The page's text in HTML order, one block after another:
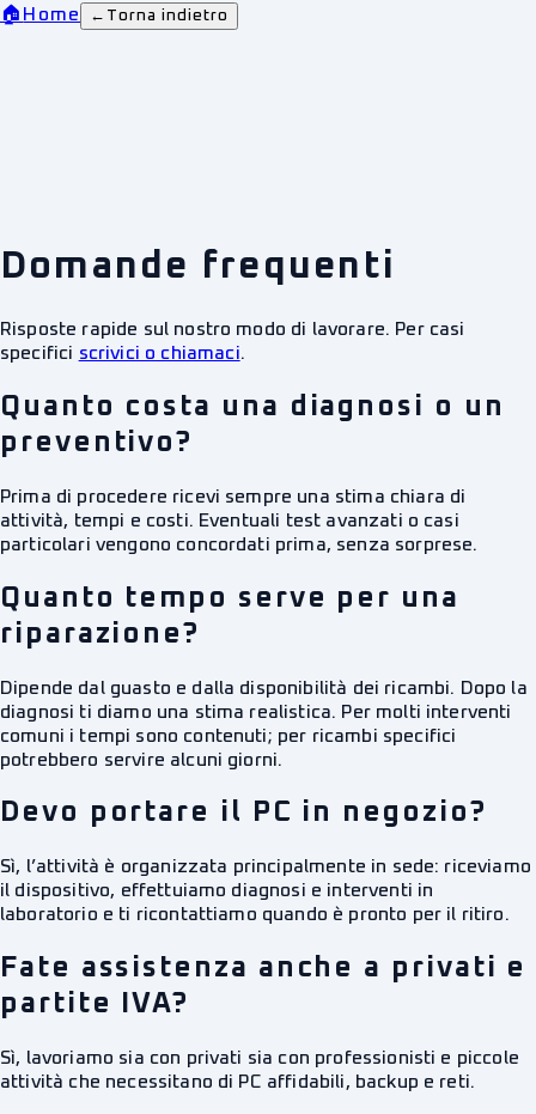
🏠 Home ← Torna indietro
Domande frequenti
Risposte rapide sul nostro modo di lavorare. Per casi
specifici scrivici o chiamaci.
Quanto costa una diagnosi o un
preventivo?
Prima di procedere ricevi sempre una stima chiara di
attività, tempi e costi. Eventuali test avanzati o casi
particolari vengono concordati prima, senza sorprese.
Quanto tempo serve per una
riparazione?
Dipende dal guasto e dalla disponibilità dei ricambi. Dopo la
diagnosi ti diamo una stima realistica. Per molti interventi
comuni i tempi sono contenuti; per ricambi specifici
potrebbero servire alcuni giorni.
Devo portare il PC in negozio?
Sì, l’attività è organizzata principalmente in sede: riceviamo
il dispositivo, effettuiamo diagnosi e interventi in
laboratorio e ti ricontattiamo quando è pronto per il ritiro.
Fate assistenza anche a privati e
partite IVA?
Sì, lavoriamo sia con privati sia con professionisti e piccole
attività che necessitano di PC affidabili, backup e reti.